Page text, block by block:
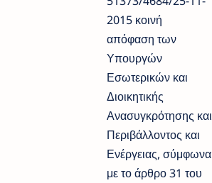
2015 κοινή
απόφαση των
Υπουργών
Εσωτερικών και
Διοικητικής
Ανασυγκρότησης και
Περιβάλλοντος και
Ενέργειας, σύμφωνα
με το άρθρο 31 του